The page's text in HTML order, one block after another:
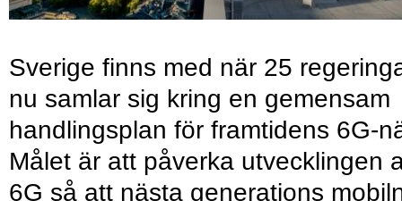
Sverige finns med när 25
nu samlar sig kring en gemensam
handlingsplan för framtidens 6G-
Målet är att påverka utvecklingen
6G så att nästa generations